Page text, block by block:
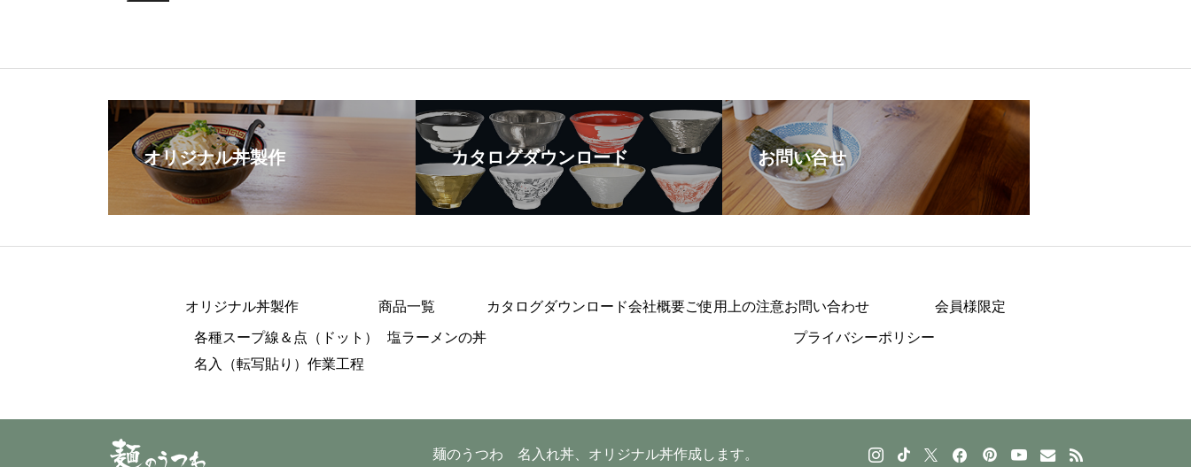
オリジナル丼製作 カタログダウンロード お問い合せ
オリジナル丼製作
各種スープ線＆点（ドット）
名入（転写貼り）作業工程
商品一覧
塩ラーメンの丼
カタログダウンロード会社概要ご使用上の注意お問い合わせ
プライバシーポリシー
会員様限定
麺のうつわ 名入れ丼、オリジナル丼作成します。